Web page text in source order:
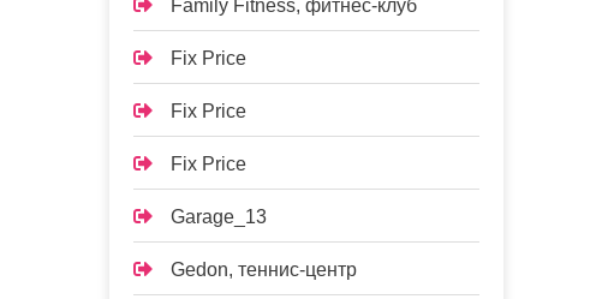
Family Fitness, фитнес-клуб
Fix Price
Fix Price
Fix Price
Garage_13
Gedon, теннис-центр